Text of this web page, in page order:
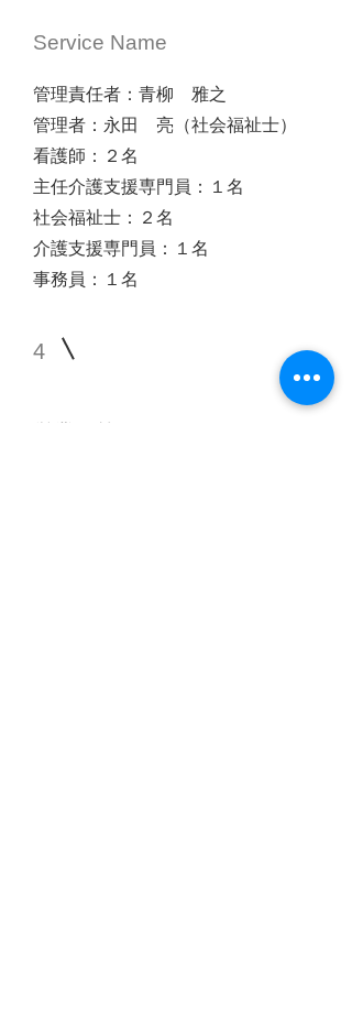
Service Name
管理責任者：青柳 雅之
管理者：永田 亮（社会福祉士）
看護師：２名
主任介護支援専門員：１名
社会福祉士：２名
介護支援専門員：１名
事務員：１名
4